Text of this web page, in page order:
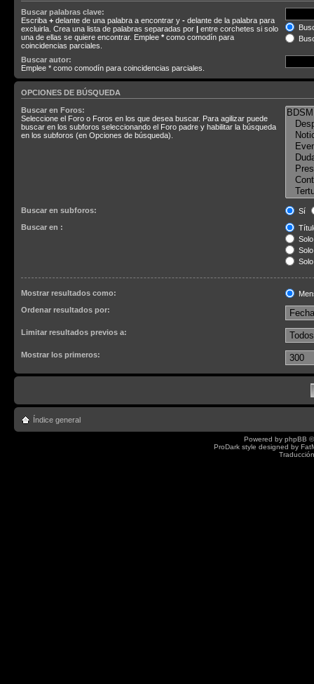
Buscar palabras clave:
Escriba + delante de una palabra a encontrar y - delante de la palabra para
excluirla. Crea una lista de palabras separadas por | entre corchetes si solo
una de ellas se quiere encontrar. Emplee * como comodín para
coincidencias parciales.
Buscar autor:
Emplee * como comodín para coincidencias parciales.
OPCIONES DE BÚSQUEDA
Buscar en Foros:
Seleccione el Foro o Foros en los que desea buscar. Para agilizar puede
buscar en los subforos seleccionando el Foro padre y habilitar la búsqueda
en los subforos (en Opciones de búsqueda).
Buscar en subforos:
Sí
Buscar en :
Mostrar resultados como:
Ordenar resultados por:
Limitar resultados previos a:
Mostrar los primeros:
Índice general
Powered by phpBB
ProDark style designed by